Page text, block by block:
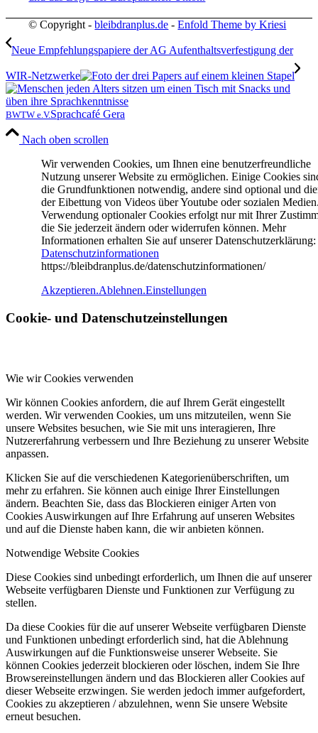
© Copyright -bleibdranplus.de -Enfold Theme by Kriesi
Neue Empfehlungspapiere der AG Aufenthaltsverfestigung der
WIR-Netzwerke
BWTW e.V.Sprachcafé Gera
Nach oben scrollen
Wir verwenden Cookies, um Ihnen eine benutzerfreundliche
Nutzung unserer Website zu ermöglichen. Einige Cookies
die Grundfunktionen notwendig, andere sind optional und
der Eibettung von Videos über Youtube oder sozialen
Verwendung optionaler Cookies erfolgt nur mit Ihrer
die Sie jederzeit ändern oder widerrufen können. Mehr
Informationen erhalten Sie auf unserer Datenschutzerklärung:
Datenschutzinformationen
https://bleibdranplus.de/datenschutzinformationen/
Akzeptieren.Ablehnen.Einstellungen
Cookie- und Datenschutzeinstellungen
Wie wir Cookies verwenden
Wir können Cookies anfordern, die auf Ihrem Gerät eingestellt
werden. Wir verwenden Cookies, um uns mitzuteilen, wenn Sie
unsere Websites besuchen, wie Sie mit uns interagieren, Ihre
Nutzererfahrung verbessern und Ihre Beziehung zu unserer Website
anpassen.
Klicken Sie auf die verschiedenen Kategorienüberschriften, um
mehr zu erfahren. Sie können auch einige Ihrer Einstellungen
ändern. Beachten Sie, dass das Blockieren einiger Arten von
Cookies Auswirkungen auf Ihre Erfahrung auf unseren Websites
und auf die Dienste haben kann, die wir anbieten können.
Notwendige Website Cookies
Diese Cookies sind unbedingt erforderlich, um Ihnen die auf unserer
Webseite verfügbaren Dienste und Funktionen zur Verfügung zu
stellen.
Da diese Cookies für die auf unserer Webseite verfügbaren Dienste
und Funktionen unbedingt erforderlich sind, hat die Ablehnung
Auswirkungen auf die Funktionsweise unserer Webseite. Sie
können Cookies jederzeit blockieren oder löschen, indem Sie Ihre
Browsereinstellungen ändern und das Blockieren aller Cookies auf
dieser Webseite erzwingen. Sie werden jedoch immer aufgefordert,
Cookies zu akzeptieren / abzulehnen, wenn Sie unsere Website
erneut besuchen.